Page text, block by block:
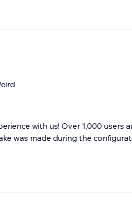
with us! Over 1,000 users
was made during the